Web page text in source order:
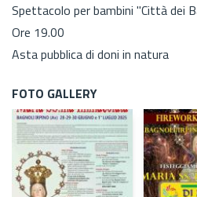
Spettacolo per bambini "Città dei
Ore 19.00
Asta pubblica di doni in natura
FOTO GALLERY